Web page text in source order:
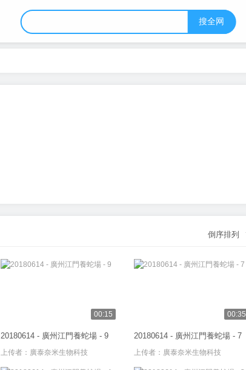
搜全网
倒序排列
00:15
20180614 - 廣州江門養蛇場 - 9
上传者： 廣泰奈米生物科技
00:35
20180614 - 廣州江門養蛇場 - 7
上传者： 廣泰奈米生物科技